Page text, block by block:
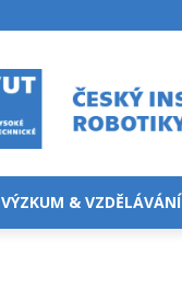
VÝZKUM & VZDĚLÁVÁNÍ